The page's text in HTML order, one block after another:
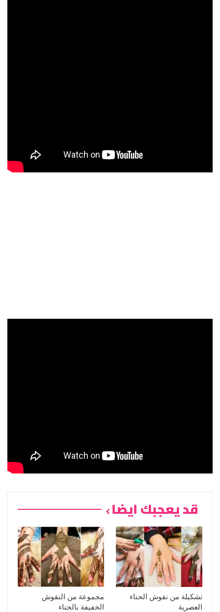
قد يعجبك ايضا
تشكيلة من نقوش الحناء
العصرية
مجموعة من النقوش
الخفيفة بالحناء